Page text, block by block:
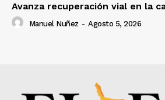
Avanza recuperación vial en la
Manuel Nuñez - Agosto 5, 2026